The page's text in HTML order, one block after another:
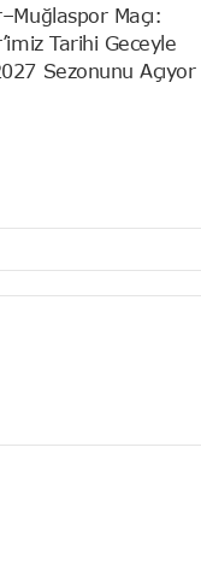
Maçı:
Tarihi Geceyle
Sezonunu Açıyor